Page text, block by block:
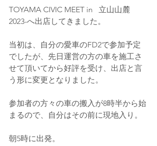
TOYAMA CIVIC MEET in   立山山麓
2023-へ出店してきました。
当初は、自分の愛車のFD2で参加予定
でしたが、先日運営の方の車を施工さ
せて頂いてから好評を受け、出店と言
う形に変更となりました。
参加者の方々の車の搬入が8時半から始
まるので、自分はその前に現地入り。
朝5時に出発。